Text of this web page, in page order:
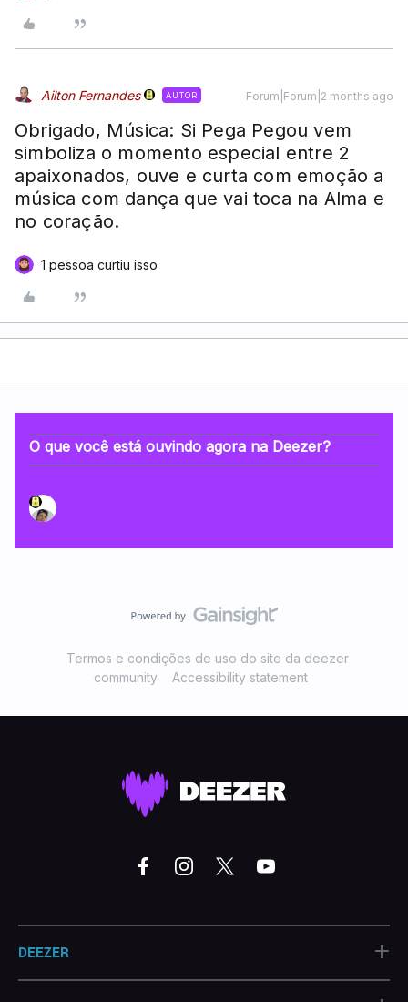
Ailton Fernandes AUTOR Forum|Forum|2 months ago
Obrigado, Música: Si Pega Pegou vem
simboliza o momento especial entre 2
apaixonados, ouve e curta com emoção a
música com dança que vai toca na Alma e
no coração.
1 pessoa curtiu isso
O que você está ouvindo agora na Deezer?
Termos e condições de uso do site da deezer
community
Accessibility statement
DEEZER +